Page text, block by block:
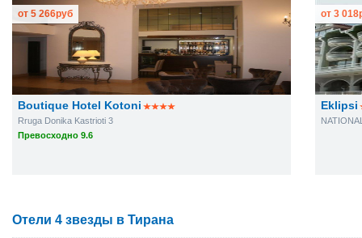
Boutique Hotel Kotoni
Rruga Donika Kastrioti 3
Превосходно 9.6
от 5 266руб
Eklipsi
от 3 018
Отели 4 звезды в Тирана